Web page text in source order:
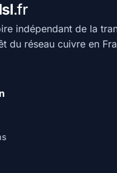
.fr
indépendant de la
du réseau cuivre en